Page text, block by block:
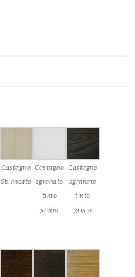
Castagno
Sbiancato
Castagno
sgranato
tinto
grigio
Castagno
sgranato
tinto
grigio